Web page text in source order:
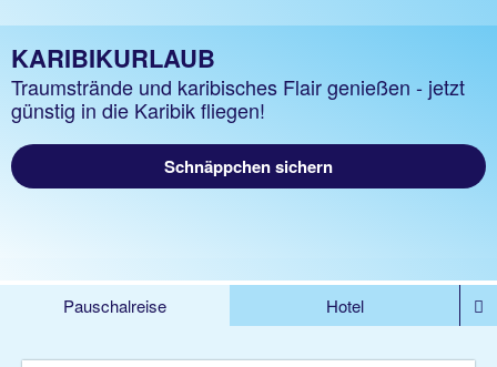
KARIBIKURLAUB
Traumstrände und karibisches Flair genießen - jetzt
günstig in die Karibik fliegen!
Schnäppchen sichern
Pauschalreise
Hotel